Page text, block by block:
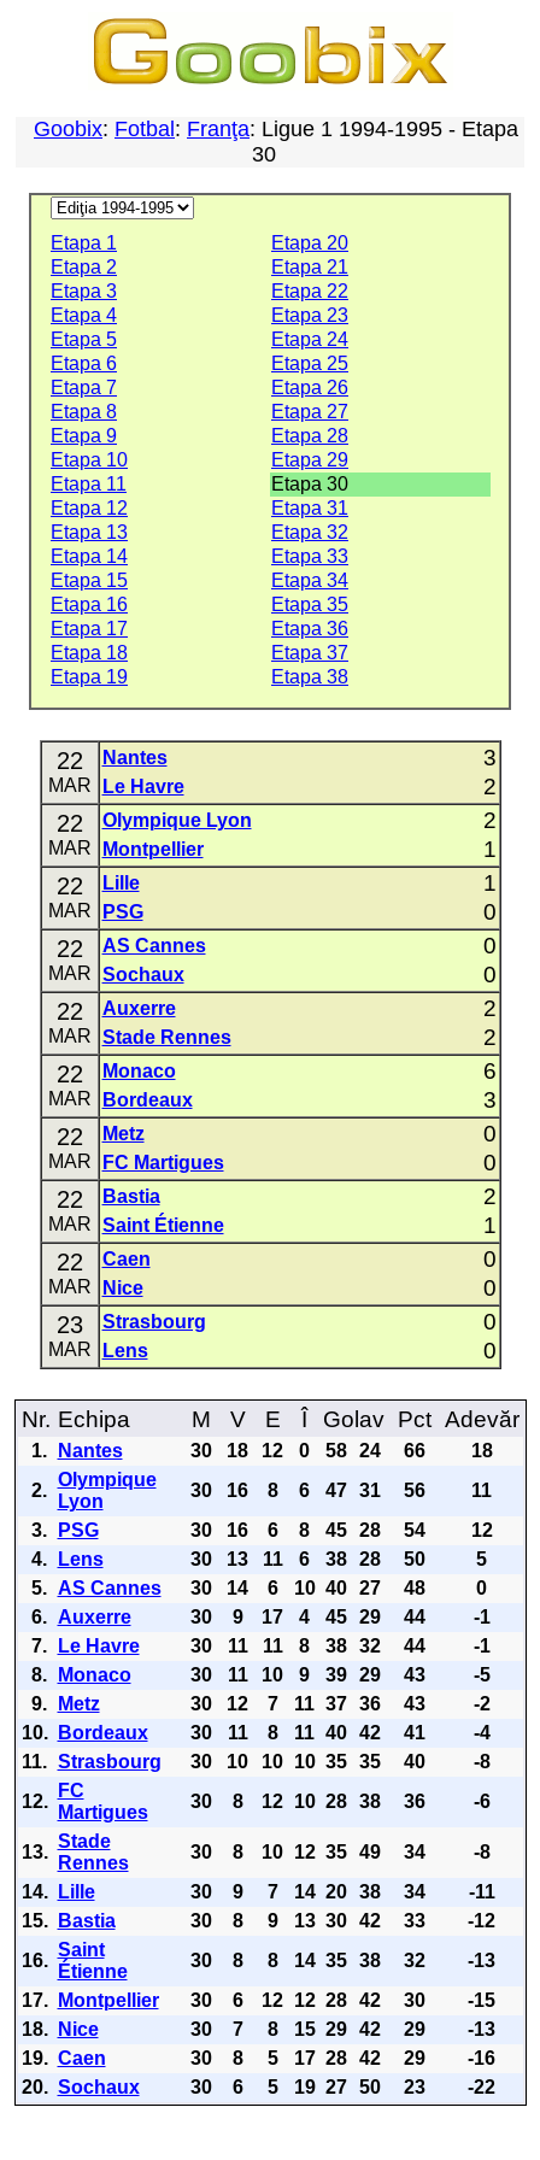
Goobix: Fotbal : Franţa: Ligue 1 1994-1995 - Etapa
30
Etapa 1
Etapa 20
Etapa 2
Etapa 21
Etapa 3
Etapa 22
Etapa 4
Etapa 23
Etapa 5
Etapa 24
Etapa 6
Etapa 25
Etapa 7
Etapa 26
Etapa 8
Etapa 27
Etapa 9
Etapa 28
Etapa 10
Etapa 29
Etapa 11
Etapa 30
Etapa 12
Etapa 31
Etapa 13
Etapa 32
Etapa 14
Etapa 33
Etapa 15
Etapa 34
Etapa 16
Etapa 35
Etapa 17
Etapa 36
Etapa 18
Etapa 37
Etapa 19
Etapa 38
22
MAR
Nantes 3
Le Havre 2
22
MAR
Olympique Lyon 2
Montpellier 1
22
MAR
Lille 1
PSG 0
22
MAR
AS Cannes 0
Sochaux 0
22
MAR
Auxerre 2
Stade Rennes 2
22
MAR
Monaco 6
Bordeaux 3
22
MAR
Metz 0
FC Martigues 0
22
MAR
Bastia 2
Saint Étienne 1
22
MAR
Caen 0
Nice 0
23
MAR
Strasbourg 0
Lens 0
Nr. Echipa M V E Î Golav Pct Adevăr
1. Nantes 30 18 12 0 58 24 66
18
2.
Olympique
Lyon
30 16 8 6 47 31 56
11
3.
PSG 30 16 6 8 45 28 54
12
4.
Lens 30 13 11 6 38 28 50
5
5. AS Cannes 30 14 6 10 40 27 48
0
6. Auxerre 30 9 17 4 45 29 44
-1
7.
Le Havre 30 11 11 8 38 32 44
-1
8.
Monaco 30 11 10 9 39 29 43
-5
9.
Metz 30 12 7 11 37 36 43
-2
10.
Bordeaux 30 11 8 11 40 42 41
-4
11. Strasbourg 30 10 10 10 35 35 40
-8
12.
FC
Martigues
30 8 12 10 28 38 36 -6
13.
Stade
Rennes
30 8 10 12 35 49 34
-8
14.
Lille 30 9 7 14 20 38 34
-11
15.
Bastia 30 8 9 13 30 42 33
-12
16.
Saint
Étienne
30 8 8 14 35 38 32
-13
17.
Montpellier 30 6 12 12 28 42 30
-15
18.
Nice 30 7 8 15 29 42 29
-13
19. Caen 30 8 5 17 28 42 29
-16
20. Sochaux 30 6 5 19 27 50 23 -22